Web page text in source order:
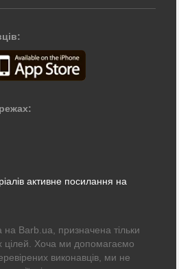
активне посилання на
Barb.ua, призначена тільки
Хоча ми допомагаємо
виконавців, ми не